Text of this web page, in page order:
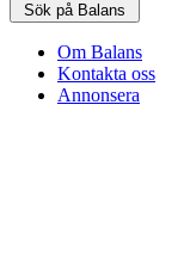
Sök på Balans
Om Balans
Kontakta oss
Annonsera